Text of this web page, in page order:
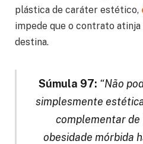
plástica de caráter estético,
impede que o contrato atinja
destina.
Súmula 97: “Não
simplesmente
complementar
obesidade mórbida